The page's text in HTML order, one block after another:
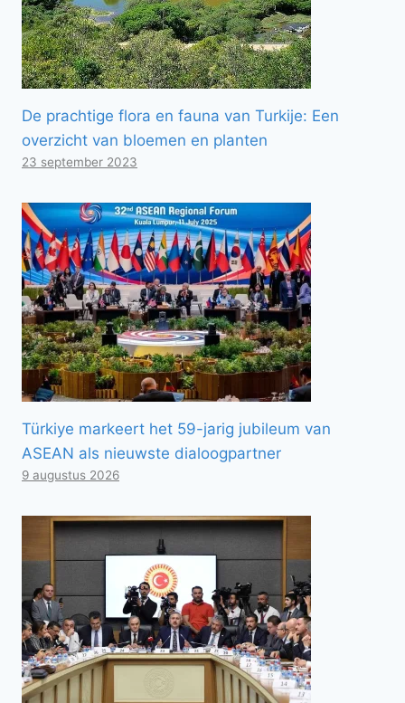
De prachtige flora en fauna van Turkije: Een
overzicht van bloemen en planten
23 september 2023
Türkiye markeert het 59-jarig jubileum van
ASEAN als nieuwste dialoogpartner
9 augustus 2026